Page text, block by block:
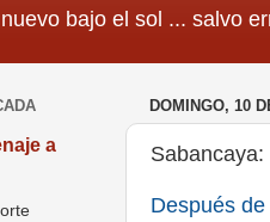
bajo el sol ... salvo
DOMINGO, 10
Después
a